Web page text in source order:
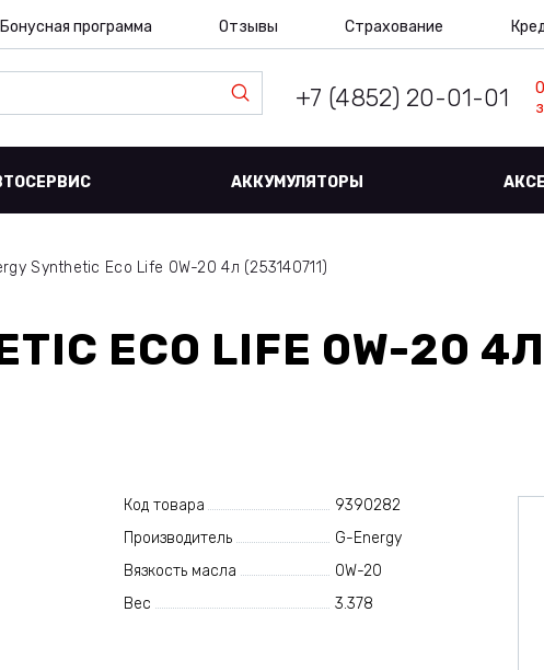
Бонусная программа Отзывы Страхование
+7 (4852) 20-01-01
АККУМУЛЯТОРЫ
Synthetic Eco Life 0W-20 4л (253140711)
ECO LIFE 0W-20
Код товара
9390282
Производитель
G-Energy
Вязкость масла
0W-20
Вес
3.378